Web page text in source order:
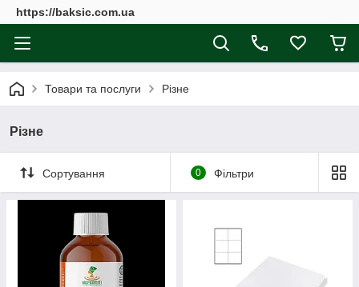
https://baksic.com.ua
Товари та послуги Різне
Різне
Сортування 0 Фільтри